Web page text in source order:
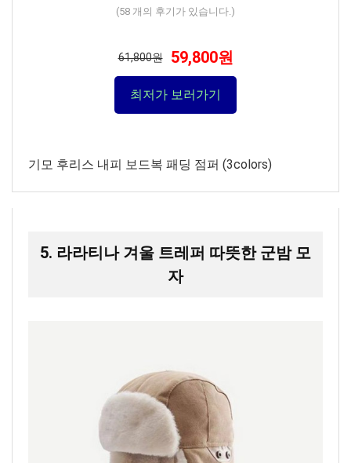
(58 개의 후기가 있습니다.)
61,800원 59,800원
최저가 보러가기
기모 후리스 내피 보드복 패딩 점퍼 (3colors)
5. 라라티나 겨울 트레퍼 따뜻한 군밤 모
자